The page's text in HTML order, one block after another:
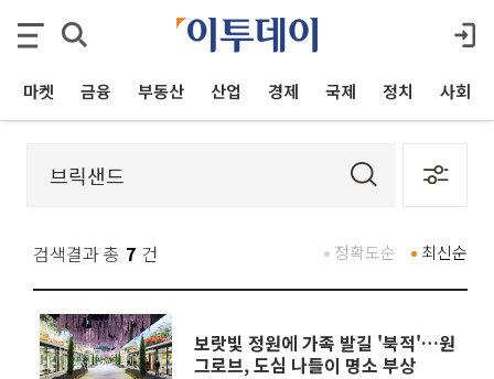
마켓 금융 부동산 산업 경제 국제 정치 사회
검색결과 총 7 건 최신순
정확도순
보랏빛 정원에 가족 발길 '북적'…원
그로브, 도심 나들이 명소 부상